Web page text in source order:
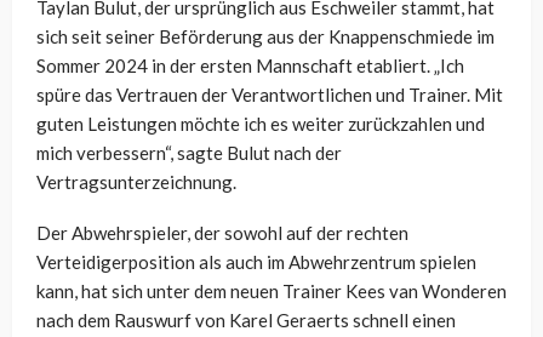
Taylan Bulut, der ursprünglich aus Eschweiler stammt, hat
sich seit seiner Beförderung aus der Knappenschmiede im
Sommer 2024 in der ersten Mannschaft etabliert. „Ich
spüre das Vertrauen der Verantwortlichen und Trainer. Mit
guten Leistungen möchte ich es weiter zurückzahlen und
mich verbessern“, sagte Bulut nach der
Vertragsunterzeichnung.
Der Abwehrspieler, der sowohl auf der rechten
Verteidigerposition als auch im Abwehrzentrum spielen
kann, hat sich unter dem neuen Trainer Kees van Wonderen
nach dem Rauswurf von Karel Geraerts schnell einen